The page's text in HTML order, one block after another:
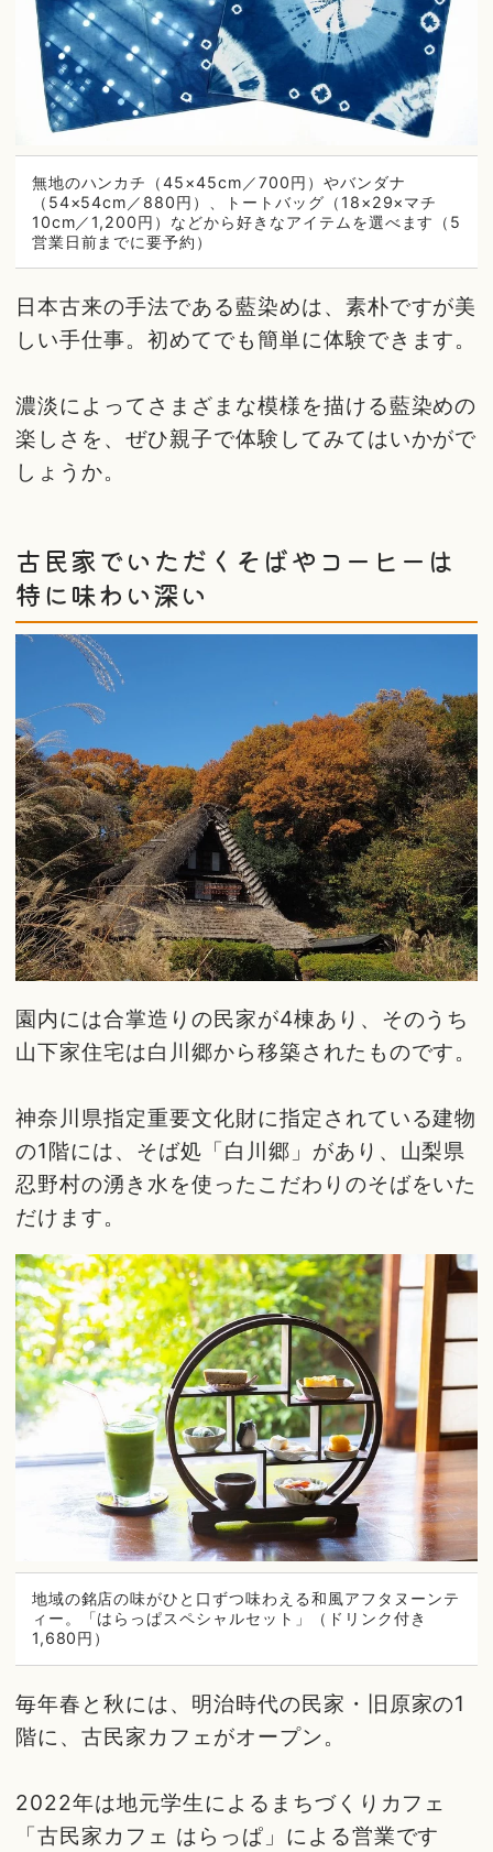
無地のハンカチ（45×45cm／700円）やバンダナ
（54×54cm／880円）、トートバッグ（18×29×マチ
10cm／1,200円）などから好きなアイテムを選べます（5
営業日前までに要予約）
日本古来の手法である藍染めは、素朴ですが美
しい手仕事。初めてでも簡単に体験できます。
濃淡によってさまざまな模様を描ける藍染めの
楽しさを、ぜひ親子で体験してみてはいかがで
しょうか。
古民家でいただくそばやコーヒーは
特に味わい深い
園内には合掌造りの民家が4棟あり、そのうち
山下家住宅は白川郷から移築されたものです。
神奈川県指定重要文化財に指定されている建物
の1階には、そば処「白川郷」があり、山梨県
忍野村の湧き水を使ったこだわりのそばをいた
だけます。
地域の銘店の味がひと口ずつ味わえる和風アフタヌーンテ
ィー。「はらっぱスペシャルセット」（ドリンク付き
1,680円）
毎年春と秋には、明治時代の民家・旧原家の1
階に、古民家カフェがオープン。
2022年は地元学生によるまちづくりカフェ
「古民家カフェ はらっぱ」による営業です